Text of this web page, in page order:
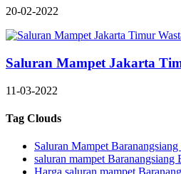
20-02-2022
Saluran Mampet Jakarta
11-03-2022
Tag Clouds
Saluran Mampet
saluran mampet Baranangsiang
Harga saluran mampet